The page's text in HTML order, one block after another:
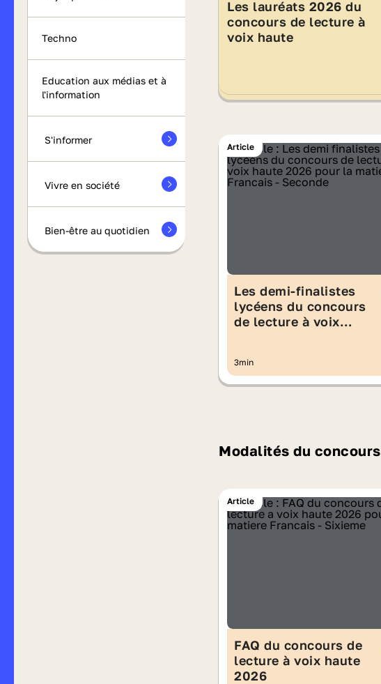
Techno
Education aux médias et à
l'information
S'informer
Vivre en société
Bien-être au quotidien
Les lauréats 2026 du
concours de lecture à
voix haute
Article
Les demi-finalistes
lycéens du concours
de lecture à voix
3min
Modalités du concours
Article
FAQ du concours de
lecture à voix haute
2026